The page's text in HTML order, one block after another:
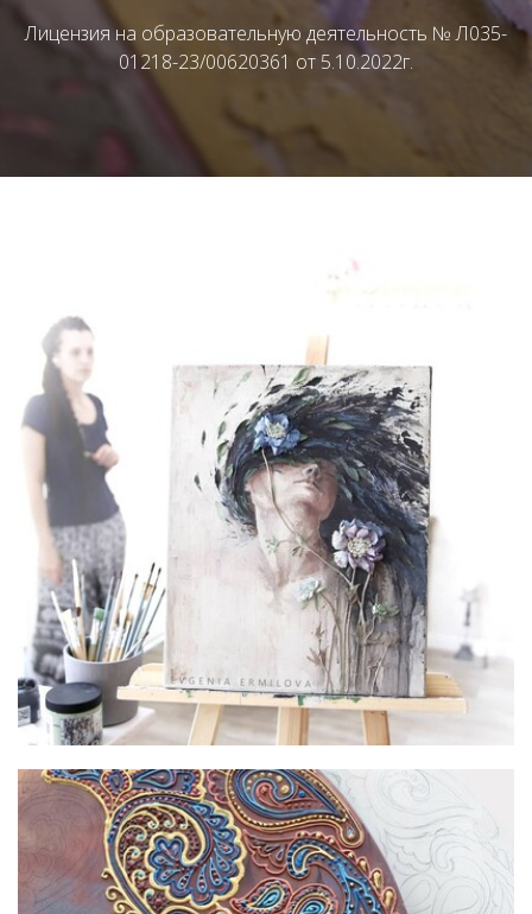
Лицензия на образовательную деятельность № Л035-
01218-23/00620361 от 5.10.2022г.